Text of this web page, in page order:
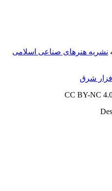
صناعی اسلامی